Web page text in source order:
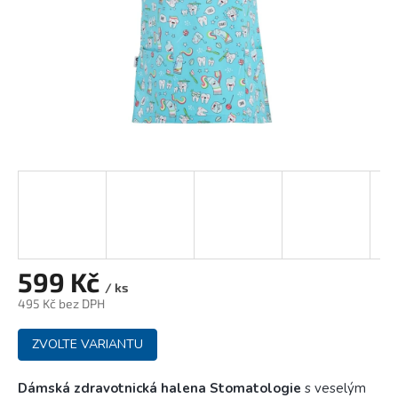
599 Kč / ks
495 Kč bez DPH
Měrná
cena:
ZVOLTE VARIANTU
Dámská zdravotnická halena Stomatologie s veselým